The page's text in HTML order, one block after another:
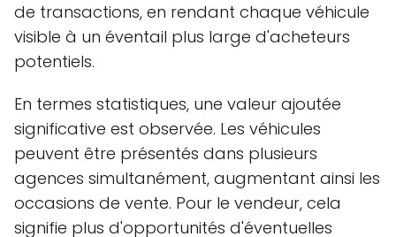
de transactions, en rendant chaque véhicule
visible à un éventail plus large d'acheteurs
potentiels.
En termes statistiques, une valeur ajoutée
significative est observée. Les véhicules
peuvent être présentés dans plusieurs
agences simultanément, augmentant ainsi les
occasions de vente. Pour le vendeur, cela
signifie plus d'opportunités d'éventuelles